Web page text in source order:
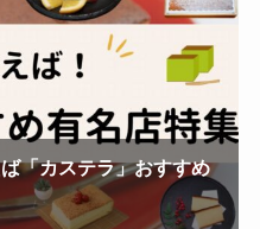
「カステラ」おすすめ